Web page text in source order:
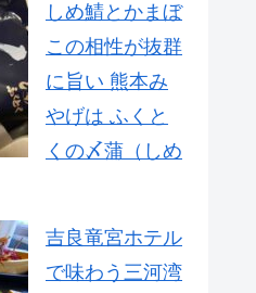
しめ鯖とかまぼ
この相性が抜群
に旨い 熊本み
やげは ふくと
くの〆蒲（しめ
吉良竜宮ホテル
で味わう三河湾